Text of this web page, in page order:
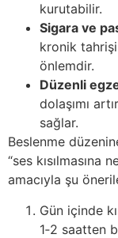
kurutabilir.
Sigara ve
kronik
önlemdir.
Düzenli
dolaşımı
sağlar.
Beslenme
“ses kısılmasına
amacıyla şu
Gün içinde
1‑2 saatten